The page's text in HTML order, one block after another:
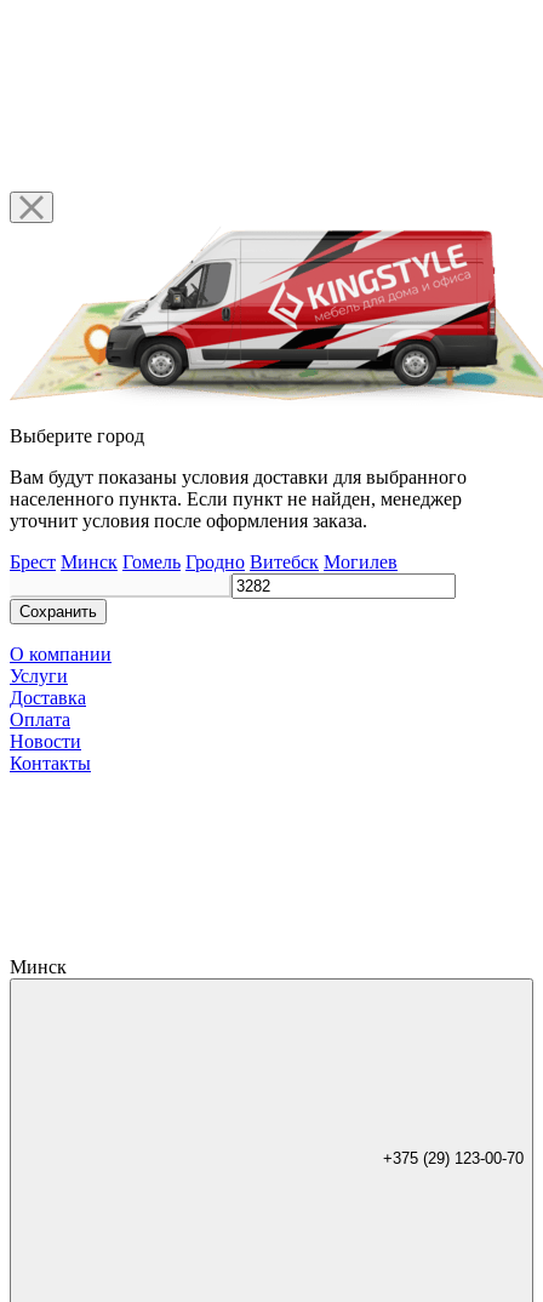
Выберите город
Вам будут показаны условия доставки для выбранного
населенного пункта. Если пункт не найден, менеджер
уточнит условия после оформления заказа.
Брест Минск Гомель Гродно Витебск Могилев
Сохранить
О компании
Услуги
Доставка
Оплата
Новости
Контакты
Минск
+375 (29) 123-00-70